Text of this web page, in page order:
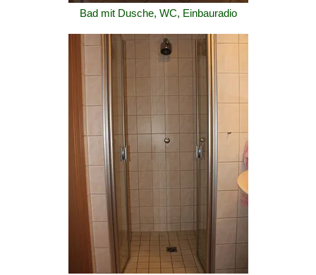
Bad mit Dusche, WC, Einbauradio